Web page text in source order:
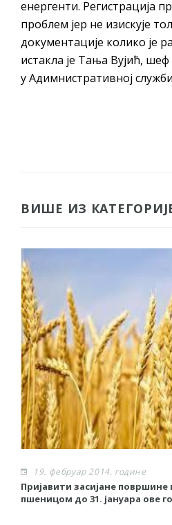
енергенти. Регистрација
проблем јер не изискује
документације колико је
истакла је Тања Вујић,
у Адимнистративној
ВИШЕ ИЗ
19. фебруар 2014. године
Пријавити засијане
пшеницом до 31. јануара ове